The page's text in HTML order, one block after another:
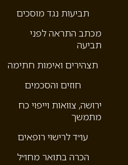
תביעות נגד מוסכים
מכתב התראה לפני
תביעה
תצהירים ואימות חתימה
חוזים והסכמים
ירושה, צוואות וייפוי כח
מתמשך
עו״ד לרישוי רופאים
הכרה בתואר מחו״ל